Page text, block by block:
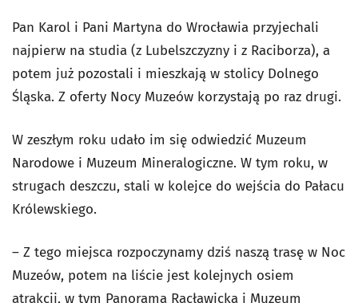
Pan Karol i Pani Martyna do Wrocławia przyjechali
najpierw na studia (z Lubelszczyzny i z Raciborza), a
potem już pozostali i mieszkają w stolicy Dolnego
Śląska. Z oferty Nocy Muzeów korzystają po raz drugi.
W zeszłym roku udało im się odwiedzić Muzeum
Narodowe i Muzeum Mineralogiczne. W tym roku, w
strugach deszczu, stali w kolejce do wejścia do Pałacu
Królewskiego.
– Z tego miejsca rozpoczynamy dziś naszą trasę w Noc
Muzeów, potem na liście jest kolejnych osiem
atrakcji, w tym Panorama Racławicka i Muzeum